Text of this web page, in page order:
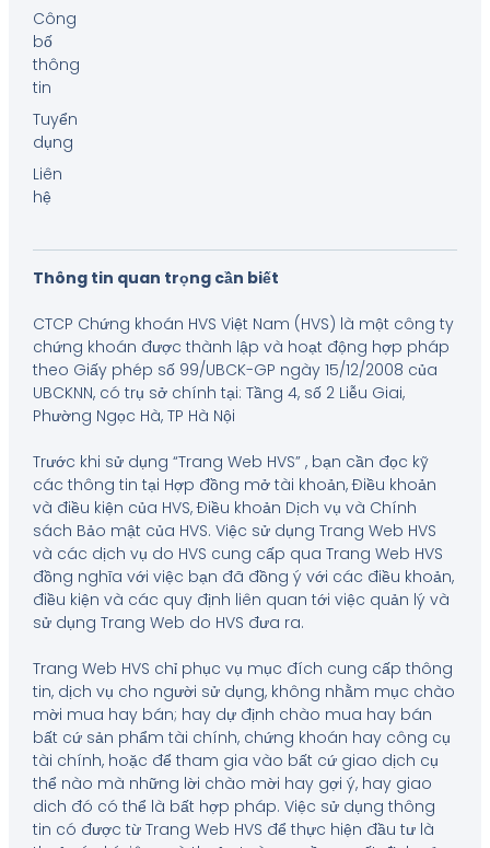
Công
bố
thông
tin
Tuyển
dụng
Liên
hệ
Thông tin quan trọng cần biết
CTCP Chứng khoán HVS Việt Nam (HVS) là một công ty
chứng khoán được thành lập và hoạt động hợp pháp
theo Giấy phép số 99/UBCK-GP ngày 15/12/2008 của
UBCKNN, có trụ sở chính tại: Tầng 4, số 2 Liễu Giai,
Phường Ngọc Hà, TP Hà Nội
Trước khi sử dụng “Trang Web HVS” , bạn cần đọc kỹ
các thông tin tại Hợp đồng mở tài khoản, Điều khoản
và điều kiện của HVS, Điều khoản Dịch vụ và Chính
sách Bảo mật của HVS. Việc sử dụng Trang Web HVS
và các dịch vụ do HVS cung cấp qua Trang Web HVS
đồng nghĩa với việc bạn đã đồng ý với các điều khoản,
điều kiện và các quy định liên quan tới việc quản lý và
sử dụng Trang Web do HVS đưa ra.
Trang Web HVS chỉ phục vụ mục đích cung cấp thông
tin, dịch vụ cho người sử dụng, không nhằm mục chào
mời mua hay bán; hay dự định chào mua hay bán
bất cứ sản phẩm tài chính, chứng khoán hay công cụ
tài chính, hoặc để tham gia vào bất cứ giao dịch cụ
thể nào mà những lời chào mời hay gợi ý, hay giao
dich đó có thể là bất hợp pháp. Việc sử dụng thông
tin có được từ Trang Web HVS để thực hiện đầu tư là